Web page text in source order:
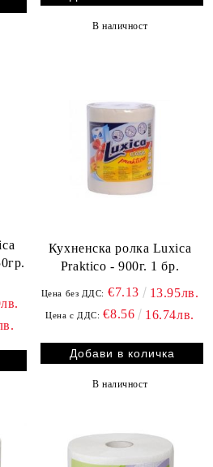
В наличност
Кухненска ролка Luxica
Praktico - 900г. 1 бр.
Цена без ДДС: €7.13 13.95лв.
Цена с ДДС: €8.56 16.74лв.
В наличност